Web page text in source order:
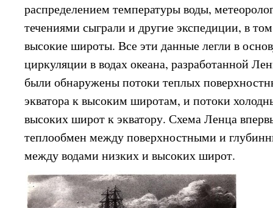
распределением температуры воды,
течениями сыграли и другие экспедиции, в
высокие широты. Все эти данные легли в
циркуляции в водах океана, разработанной
были обнаружены потоки теплых
экватора к высоким широтам, и потоки
высоких широт к экватору. Схема Ленца
теплообмен между поверхностными и
между водами низких и высоких широт.